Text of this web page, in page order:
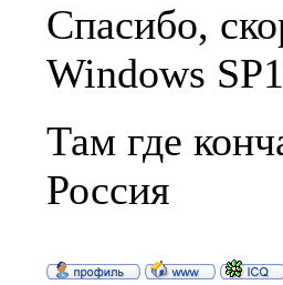
Спасибо,
Windows
Там где
Россия